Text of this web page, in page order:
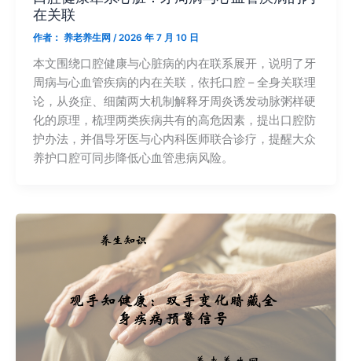
在关联
作者： 养老养生网 /2026 年 7 月 10 日
本文围绕口腔健康与心脏病的内在联系展开，说明了牙
周病与心血管疾病的内在关联，依托口腔 – 全身关联理
论，从炎症、细菌两大机制解释牙周炎诱发动脉粥样硬
化的原理，梳理两类疾病共有的高危因素，提出口腔防
护办法，并倡导牙医与心内科医师联合诊疗，提醒大众
养护口腔可同步降低心血管患病风险。